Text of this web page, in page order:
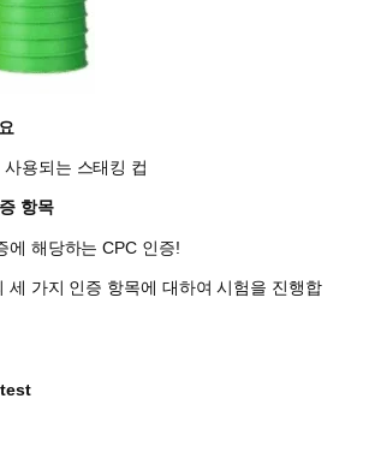
용되는 스태킹 컵
항목
에 해당하는 CPC 인증!
세 가지 인증 항목에 대하여 시험을 진행합